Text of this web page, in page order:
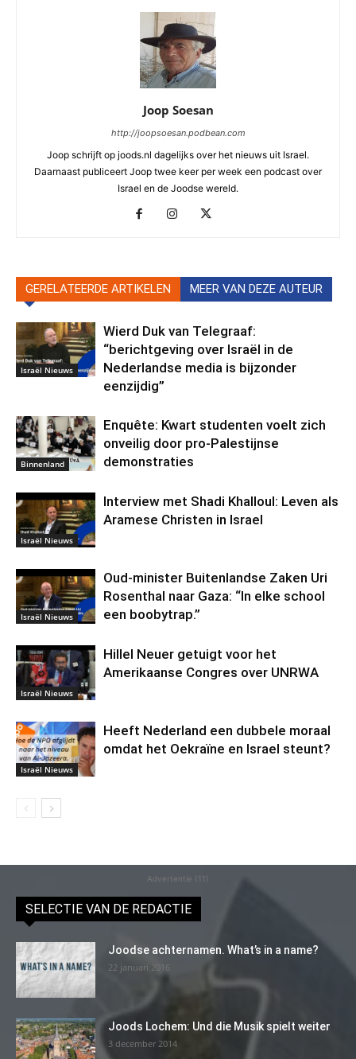
Joop Soesan
http://joopsoesan.podbean.com
Joop schrijft op joods.nl dagelijks over het nieuws uit Israel.
Daarnaast publiceert Joop twee keer per week een podcast over
Israel en de Joodse wereld.
GERELATEERDE ARTIKELEN MEER VAN DEZE AUTEUR
Israël Nieuws
Wierd Duk van Telegraaf:
“berichtgeving over Israël in de
Nederlandse media is bijzonder
eenzijdig”
Binnenland
Enquête: Kwart studenten voelt zich
onveilig door pro-Palestijnse
demonstraties
Israël Nieuws
Interview met Shadi Khalloul: Leven als
Aramese Christen in Israel
Israël Nieuws
Oud-minister Buitenlandse Zaken Uri
Rosenthal naar Gaza: “In elke school
een boobytrap.”
Israël Nieuws
Hillel Neuer getuigt voor het
Amerikaanse Congres over UNRWA
Israël Nieuws
Heeft Nederland een dubbele moraal
omdat het Oekraïne en Israel steunt?
Advertentie (11)
SELECTIE VAN DE REDACTIE
Joodse achternamen. What’s in a name?
22 januari 2016
Joods Lochem: Und die Musik spielt weiter
3 december 2014